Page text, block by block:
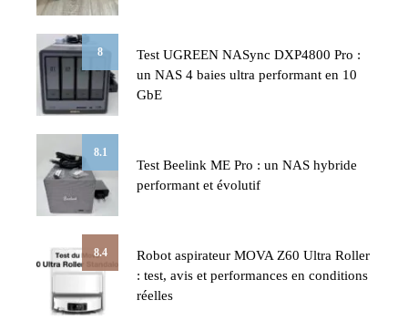
8
Test UGREEN NASync DXP4800 Pro :
un NAS 4 baies ultra performant en 10
GbE
8.1
Test Beelink ME Pro : un NAS hybride
performant et évolutif
8.4
Robot aspirateur MOVA Z60 Ultra Roller
: test, avis et performances en conditions
réelles